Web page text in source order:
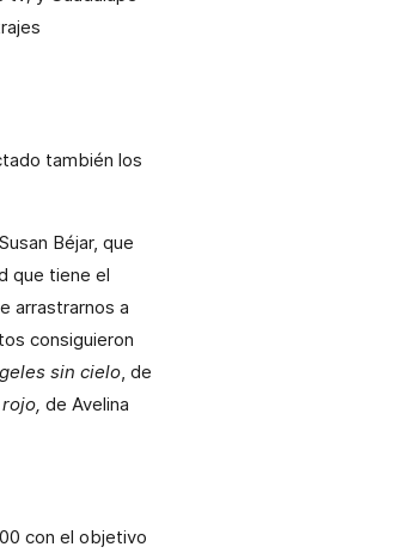
también los
Béjar, que
que tiene el
arrastrarnos a
consiguieron
sin cielo, de
de Avelina
con el objetivo